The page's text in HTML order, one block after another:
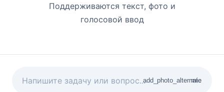
Поддерживаются текст, фото и
голосовой ввод
add_photo_alternate
mic